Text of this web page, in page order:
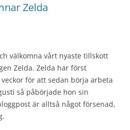
Zelda
välkomna vårt nyaste tillskott
Zelda. Zelda har först
för att sedan börja arbeta
så påbörjade hon sin
är alltså något försenad,